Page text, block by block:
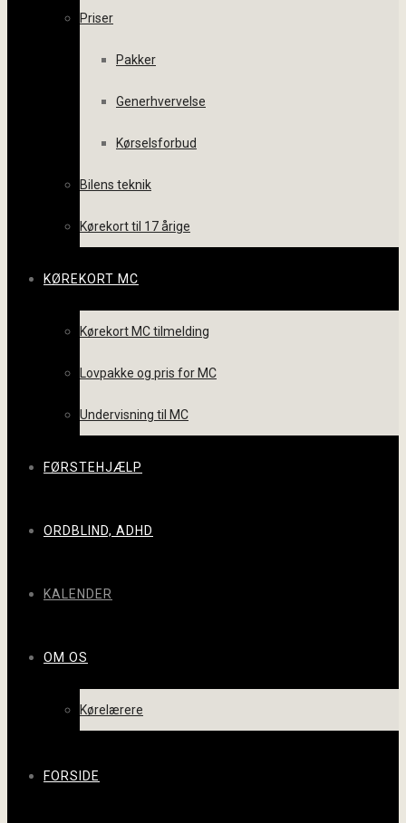
Priser
Pakker
Generhvervelse
Kørselsforbud
Bilens teknik
Kørekort til 17 årige
KØREKORT MC
Kørekort MC tilmelding
Lovpakke og pris for MC
Undervisning til MC
FØRSTEHJÆLP
ORDBLIND, ADHD
KALENDER
OM OS
Kørelærere
FORSIDE